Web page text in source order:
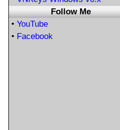
Follow Me
• YouTube
• Facebook